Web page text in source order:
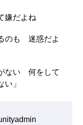
嫌だよね
のも 迷惑だよ
ない 何をして
」